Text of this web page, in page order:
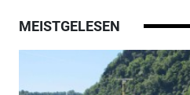
MEISTGELESEN